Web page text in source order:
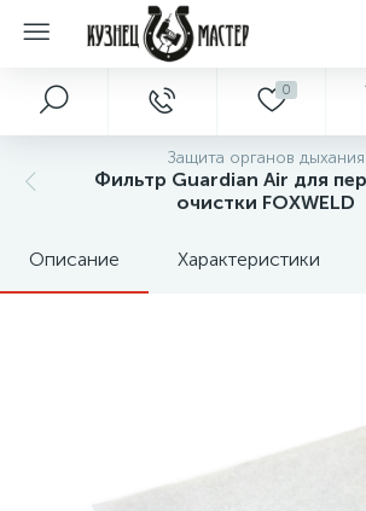
0
Защита органов дыхания
Фильтр Guardian Air для
очистки FOXWELD
Описание Характеристики